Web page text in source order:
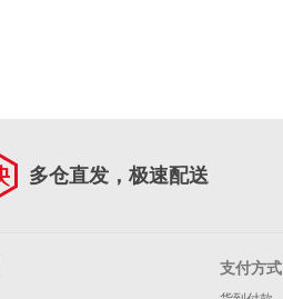
多仓直发，极速配送
支付方式